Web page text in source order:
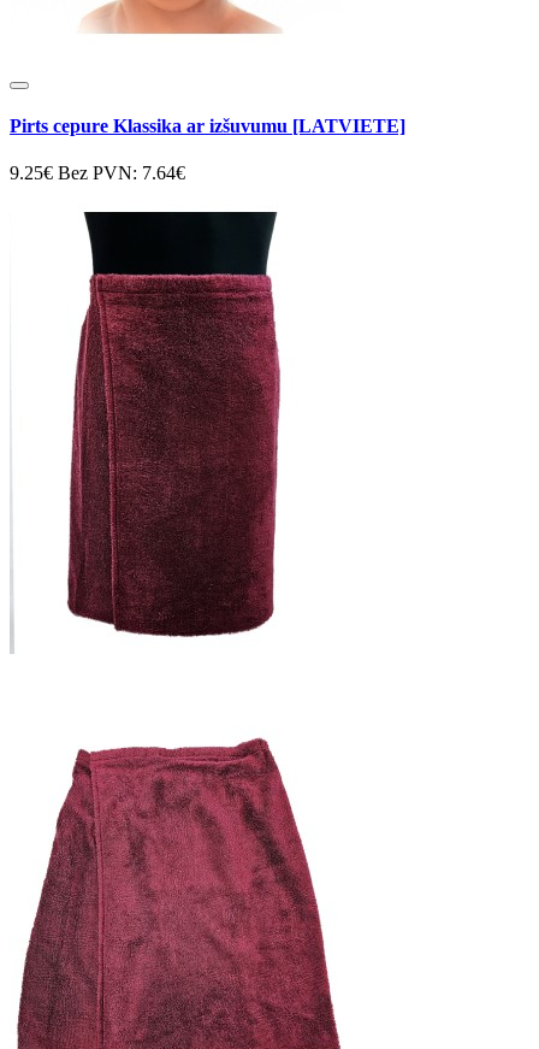
Pirts cepure Klassika ar izšuvumu [LATVIETE]
9.25€ Bez PVN: 7.64€